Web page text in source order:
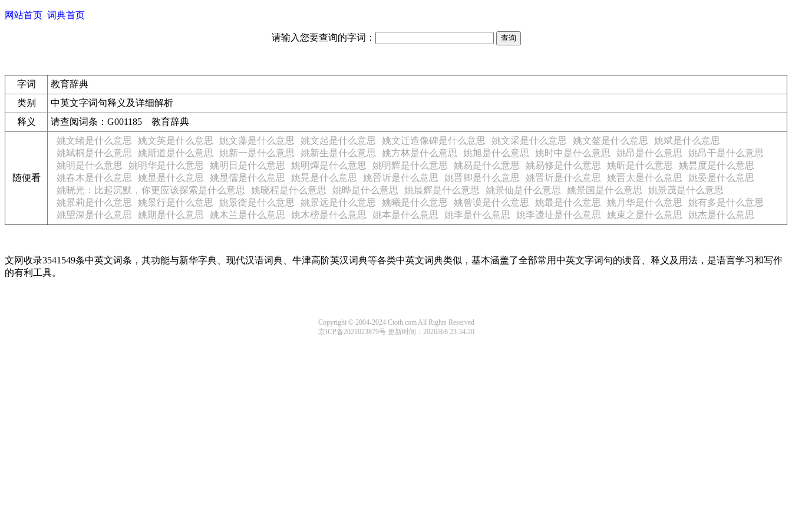
网站首页 词典首页
请输入您要查询的字词：
字词
教育辞典
类别
中英文字词句释义及详细解析
释义
请查阅词条：G001185 教育辞典
随便看
姚文绪是什么意思 姚文英是什么意思 姚文藻是什么意思 姚文起是什么意思 姚文迁造像碑是什么意思 姚文采是什么意思 姚文鳌是什么意思
姚斌是什么意思
姚斌桐是什么意思
姚斯道是什么意思 姚新一是什么意思 姚新生是什么意思 姚方林是什么意思 姚旭是什么意思 姚时中是什么意思 姚昂是什么意思
姚昂干是什么意思
姚明是什么意思
姚明华是什么意思 姚明日是什么意思 姚明燀是什么意思 姚明辉是什么意思 姚易是什么意思 姚易修是什么意思 姚昕是什么意思
姚昙度是什么意思
姚春木是什么意思
姚显是什么意思 姚显儒是什么意思 姚晃是什么意思 姚晉圻是什么意思 姚晋卿是什么意思 姚晋圻是什么意思 姚晋太是什么意思
姚晏是什么意思
姚晓光：比起沉默，你更应该探索是什么意思
姚晓程是什么意思 姚晔是什么意思 姚晨辉是什么意思 姚景仙是什么意思 姚景国是什么意思
姚景茂是什么意思
姚景莉是什么意思
姚景行是什么意思 姚景衡是什么意思 姚景远是什么意思 姚曦是什么意思 姚曾谟是什么意思 姚最是什么意思 姚月华是什么意思
姚有多是什么意思
姚望深是什么意思
姚期是什么意思 姚木兰是什么意思 姚木榜是什么意思 姚本是什么意思 姚李是什么意思 姚李遗址是什么意思 姚束之是什么意思 姚杰是什么意思
文网收录3541549条中英文词条，其功能与新华字典、现代汉语词典、牛津高阶英汉词典等各类中英文词典类似，基本涵盖了全部常用中英文字词句的读音、释义及用法，是语言学习和写作
的有利工具。
Copyright © 2004-2024 Ctoth.com All Rights Reserved
京ICP备2021023879号 更新时间：2026/8/8 23:34:20